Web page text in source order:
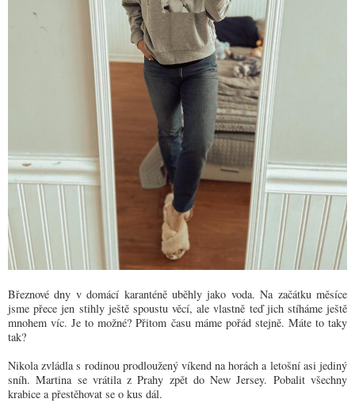
Březnové dny v domácí karanténě uběhly jako voda. Na začátku měsíce
jsme přece jen stihly ještě spoustu věcí, ale vlastně teď jich stíháme ještě
mnohem víc. Je to možné? Přitom času máme pořád stejně. Máte to taky
tak?
Nikola zvládla s rodinou prodloužený víkend na horách a letošní asi jediný
sníh. Martina se vrátila z Prahy zpět do New Jersey. Pobalit všechny
krabice a přestěhovat se o kus dál.